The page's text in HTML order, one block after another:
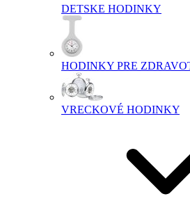
DETSKE HODINKY
HODINKY PRE
VRECKOVÉ HODINKY